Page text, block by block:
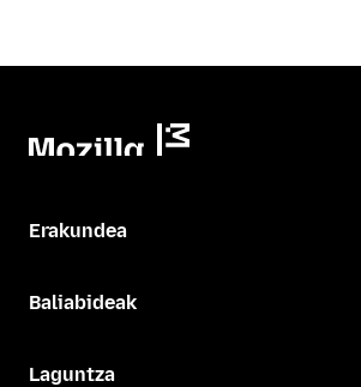
Erakundea
Baliabideak
Laguntza